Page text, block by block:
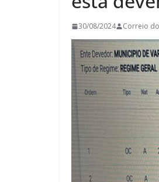
30/08/2024 Correio